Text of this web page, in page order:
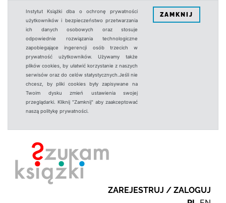
Instytut Książki dba o ochronę prywatności
użytkowników i bezpieczeństwo przetwarzania
ich danych osobowych oraz stosuje
odpowiednie rozwiązania technologiczne
zapobiegające ingerencji osób trzecich w
prywatność użytkowników. Używamy także
plików cookies, by ułatwić korzystanie z naszych
serwisów oraz do celów statystycznych.Jeśli nie
chcesz, by pliki cookies były zapisywane na
Twoim dysku zmień ustawienia swojej
przeglądarki. Kliknij "Zamknij" aby zaakceptować
naszą politykę prywatności.
ZAMKNIJ
ZAREJESTRUJ / ZALOGUJ